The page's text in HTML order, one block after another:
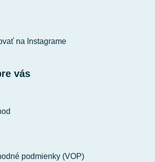
na Instagrame
vás
podmienky (VOP)